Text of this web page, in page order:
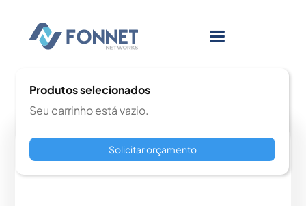
Produtos selecionados
Seu carrinho está vazio.
Solicitar orçamento